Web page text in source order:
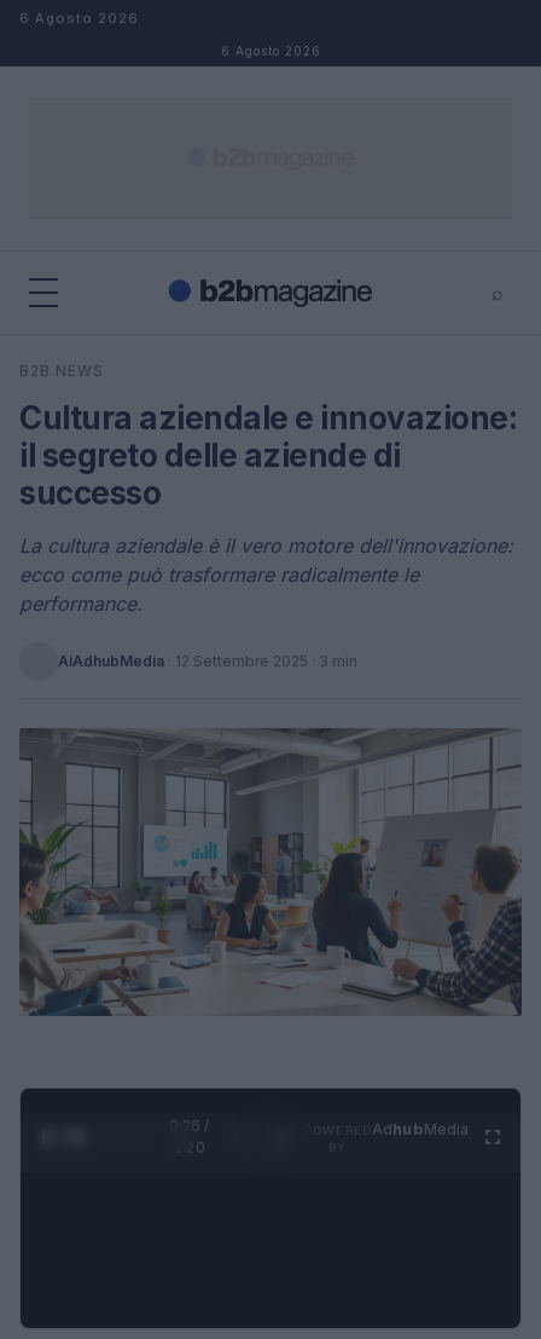
Salta al contenuto
6 Agosto 2026
6 Agosto 2026
⌕
Cerca
B2B NEWS
Cultura aziendale e innovazione:
il segreto delle aziende di
successo
La cultura aziendale è il vero motore dell'innovazione:
ecco come può trasformare radicalmente le
performance.
AiAdhubMedia · 12 Settembre 2025 · 3 min
0:27 /
1:20
AdhubMedia